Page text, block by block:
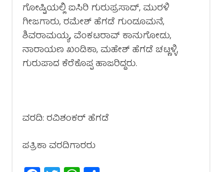
ಗೋಷ್ಟಿಯಲ್ಲಿ ಐಸಿರಿ ಗುರುಪ್ರಸಾದ್, ಮುರಳಿ
ಗೀಜಗಾರು, ರಮೇಶ್ ಹೆಗಡೆ ಗುಂಡೂಮನೆ,
ಶಿವರಾಮಯ್ಯ, ವೆಂಕಟರಾವ್ ಕಾನುಗೋಡು,
ನಾರಾಯಣ ಖಂಡಿಕಾ, ಮಹೇಶ್ ಹೆಗಡೆ ಚಟ್ಣಳ್ಳಿ,
ಗುರುಪಾದ ಕೆರೆಕೊಪ್ಪ ಹಾಜರಿದ್ದರು.
ವರದಿ: ರವಿಶಂಕರ್ ಹೆಗಡೆ
ಪತ್ರಿಕಾ ವರದಿಗಾರರು